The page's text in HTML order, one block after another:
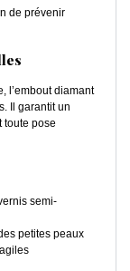
de prévenir
l’embout diamant
Il garantit un
toute pose
semi-
petites peaux